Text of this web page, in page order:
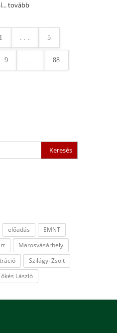
tovább
1 . . . 5
9 . . . 88
előadás
EMNT
Marosvásárhely
Szilágyi Zsolt
László